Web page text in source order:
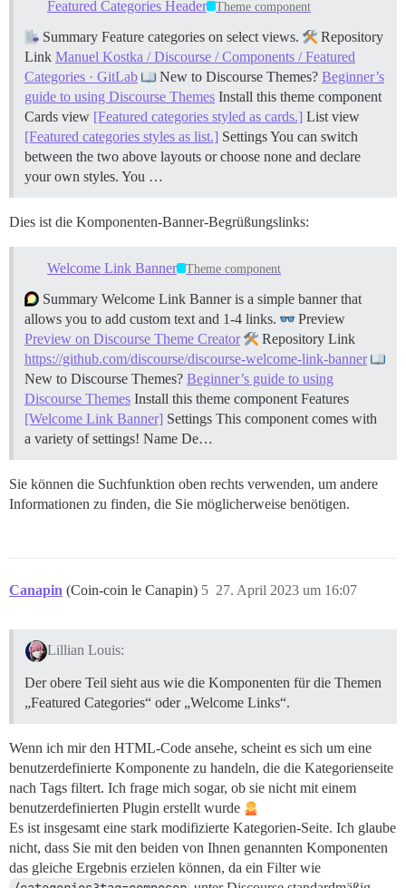
Featured Categories Header Theme component
Summary Feature categories on select views.
Repository
Link Manuel Kostka / Discourse / Components / Featured
Categories · GitLab
New to Discourse Themes? Beginner’s
guide to using Discourse Themes Install this theme component
Cards view [Featured categories styled as cards.] List view
[Featured categories styles as list.] Settings You can switch
between the two above layouts or choose none and declare
your own styles. You …
Dies ist die Komponenten-Banner-Begrüßungslinks:
Welcome Link Banner Theme component
Summary Welcome Link Banner is a simple banner that
allows you to add custom text and 1-4 links.
Preview
Preview on Discourse Theme Creator
Repository Link
https://github.com/discourse/discourse-welcome-link-banner
New to Discourse Themes? Beginner’s guide to using
Discourse Themes Install this theme component Features
[Welcome Link Banner] Settings This component comes with
a variety of settings! Name De…
Sie können die Suchfunktion oben rechts verwenden, um andere
Informationen zu finden, die Sie möglicherweise benötigen.
Canapin (Coin-coin le Canapin) 27. April 2023 um 16:07
5
Lillian Louis:
Der obere Teil sieht aus wie die Komponenten für die Themen
„Featured Categories“ oder „Welcome Links“.
Wenn ich mir den HTML-Code ansehe, scheint es sich um eine
benutzerdefinierte Komponente zu handeln, die die Kategorienseite
nach Tags filtert. Ich frage mich sogar, ob sie nicht mit einem
benutzerdefinierten Plugin erstellt wurde
Es ist insgesamt eine stark modifizierte Kategorien-Seite. Ich glaube
nicht, dass Sie mit den beiden von Ihnen genannten Komponenten
das gleiche Ergebnis erzielen können, da ein Filter wie